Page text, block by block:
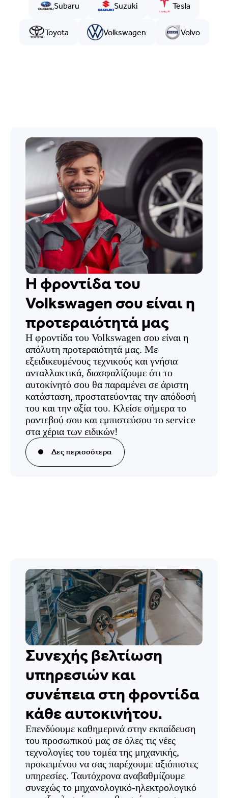
Subaru Suzuki Tesla
Toyota Volkswagen Volvo
Η φροντίδα του
Volkswagen σου είναι η
προτεραιότητά μας
Η φροντίδα του Volkswagen σου είναι η
απόλυτη προτεραιότητά μας. Με
εξειδικευμένους τεχνικούς και γνήσια
ανταλλακτικά, διασφαλίζουμε ότι το
αυτοκίνητό σου θα παραμένει σε άριστη
κατάσταση, προστατεύοντας την απόδοσή
του και την αξία του. Κλείσε σήμερα το
ραντεβού σου και εμπιστεύσου το service
στα χέρια των ειδικών!
Δες περισσότερα
Συνεχής βελτίωση
υπηρεσιών και
συνέπεια στη φροντίδα
κάθε αυτοκινήτου.
Επενδύουμε καθημερινά στην εκπαίδευση
του προσωπικού μας σε όλες τις νέες
τεχνολογίες του τομέα της μηχανικής,
προκειμένου να σας παρέχουμε αξιόπιστες
υπηρεσίες. Ταυτόχρονα αναβαθμίζουμε
συνεχώς το μηχανολογικό-ηλεκτρολογικό